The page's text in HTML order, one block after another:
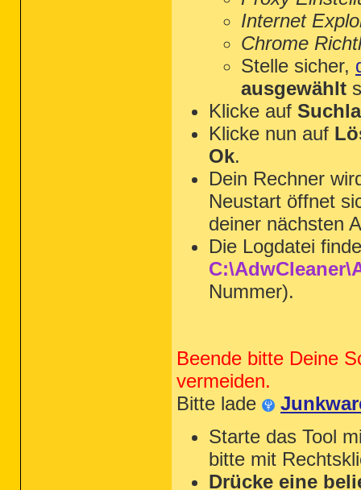
Internet
Chrome
Stelle sicher,
ausgewählt
Klicke auf
Klicke nun auf
Ok.
Dein Rechner
Neustart öffnet
deiner nächsten
Die Logdatei
Nummer).
Beende bitte Deine
vermeiden.
Bitte lade
Starte das Tool
bitte mit
Drücke eine